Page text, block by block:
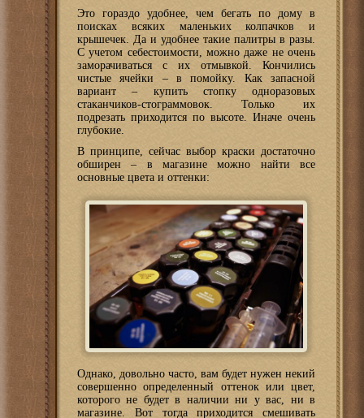
Это гораздо удобнее, чем бегать по дому в
поисках всяких маленьких колпачков и
крышечек. Да и удобнее такие палитры в разы.
С учетом себестоимости, можно даже не очень
заморачиваться с их отмывкой. Кончились
чистые ячейки – в помойку. Как запасной
вариант – купить стопку одноразовых
стаканчиков-стограммовок. Только их
подрезать приходится по высоте. Иначе очень
глубокие.
В принципе, сейчас выбор краски достаточно
обширен – в магазине можно найти все
основные цвета и оттенки:
Однако, довольно часто, вам будет нужен некий
совершенно определенный оттенок или цвет,
которого не будет в наличии ни у вас, ни в
магазине. Вот тогда приходится смешивать